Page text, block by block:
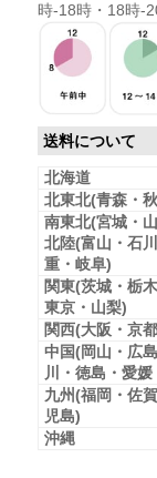
時-18時・18時-
送料について
北海道
北東北(青森・
南東北(宮城・
北陸(富山・石
重・岐阜)
関東(茨城・栃
東京・山梨)
関西(大阪・京
中国(岡山・広
川・徳島・愛媛
九州(福岡・佐
児島)
沖縄